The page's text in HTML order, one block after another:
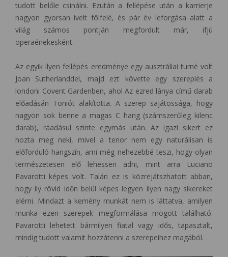
tudott belőle csinálni. Ezután a fellépése után a karrierje
nagyon gyorsan ívelt fölfelé, és pár év leforgása alatt a
világ számos pontján megfordult már, ifjú
operaénekesként.
Az egyik ilyen fellépés eredménye egy ausztráliai turné volt
Joan Sutherlanddel, majd ezt követte egy szereplés a
londoni Covent Gardenben, ahol Az ezred lánya című darab
előadásán Toniót alakította. A szerep sajátossága, hogy
nagyon sok benne a magas C hang (számszerűleg kilenc
darab), ráadásul szinte egymás után. Az igazi sikert ez
hozta meg neki, mivel a tenor nem egy naturálisan is
előforduló hangszín, ami még nehezebbé teszi, hogy olyan
természetesen elő lehessen adni, mint arra Luciano
Pavarotti képes volt. Talán ez is közrejátszhatott abban,
hogy ily rövid időn belül képes legyen ilyen nagy sikereket
elérni. Mindazt a kemény munkát nem is láttatva, amilyen
munka ezen szerepek megformálása mögött található.
Pavarotti lehetett bármilyen fiatal vagy idős, tapasztalt,
mindig tudott valamit hozzátenni a szerepeihez magából.